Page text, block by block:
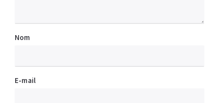
Nom
E-mail